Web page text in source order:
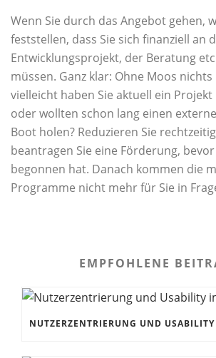
Wenn Sie durch das Angebot gehen,
feststellen, dass Sie sich finanziell an
Entwicklungsprojekt, der Beratung
müssen. Ganz klar: Ohne Moos nichts
vielleicht haben Sie aktuell ein
oder wollten schon lang einen
Boot holen? Reduzieren Sie
beantragen Sie eine Förderung,
begonnen hat. Danach kommen die
Programme nicht mehr für Sie in
EMPFOHLENE